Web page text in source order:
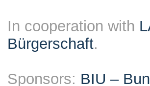
In cooperation with
Bürgerschaft.
Sponsors: BIU –